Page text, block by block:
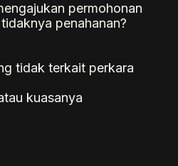
permohonan
penahanan?
tidak terkait perkara
kuasanya